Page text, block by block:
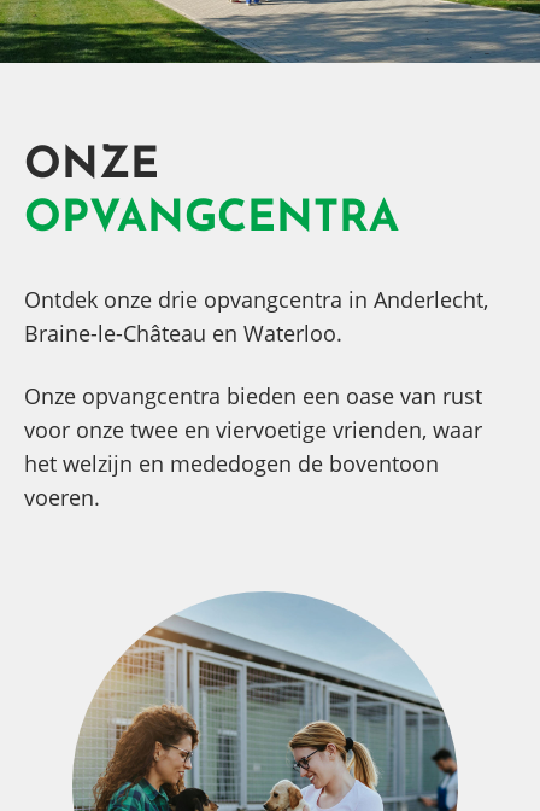
ONZE
OPVANGCENTRA
Ontdek onze drie opvangcentra in Anderlecht,
Braine-le-Château en Waterloo.
Onze opvangcentra bieden een oase van rust
voor onze twee en viervoetige vrienden, waar
het welzijn en mededogen de boventoon
voeren.